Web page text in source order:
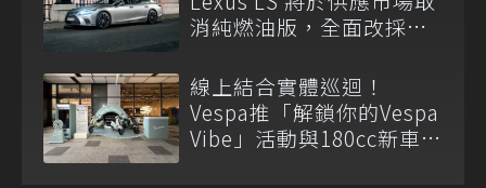
消純燃油版，全面改採單
線上結合實體巡迴！
Vespa推「解鎖你的Vespa
Vibe」活動與180cc新車全